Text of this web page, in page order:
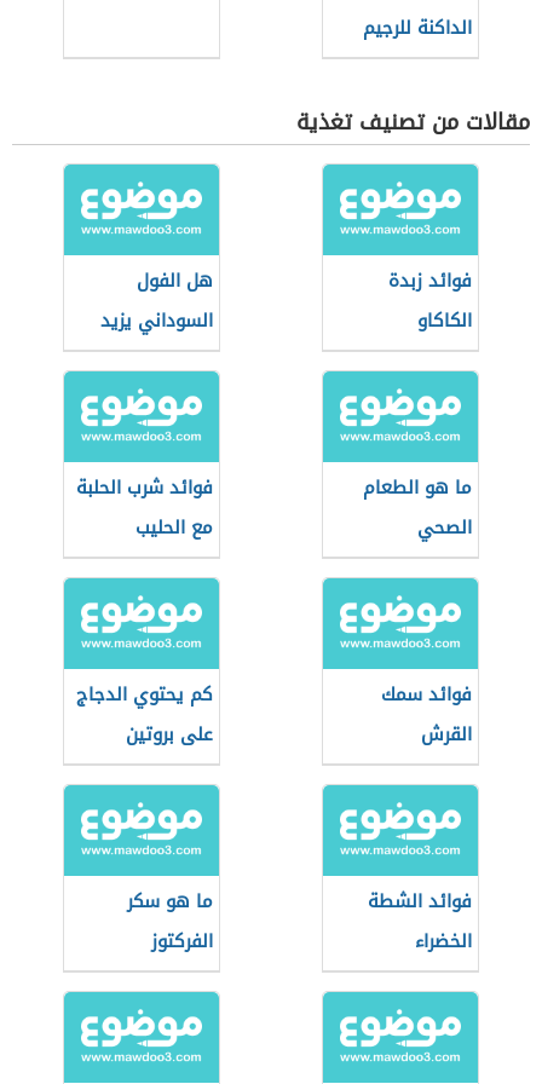
الداكنة للرجيم
مقالات من تصنيف تغذية
فوائد زبدة
الكاكاو
هل الفول
السوداني يزيد
الوزن
ما هو الطعام
الصحي
فوائد شرب الحلبة
مع الحليب
فوائد سمك
القرش
كم يحتوي الدجاج
على بروتين
فوائد الشطة
الخضراء
ما هو سكر
الفركتوز